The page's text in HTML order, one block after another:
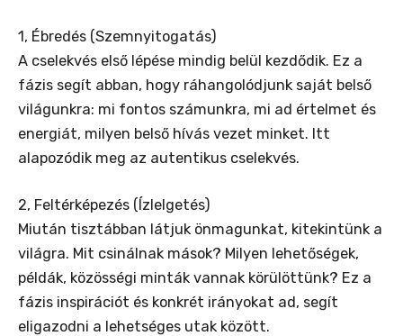
1, Ébredés (Szemnyitogatás)
A cselekvés első lépése mindig belül kezdődik. Ez a
fázis segít abban, hogy ráhangolódjunk saját belső
világunkra: mi fontos számunkra, mi ad értelmet és
energiát, milyen belső hívás vezet minket. Itt
alapozódik meg az autentikus cselekvés.
2, Feltérképezés (Ízlelgetés)
Miután tisztábban látjuk önmagunkat, kitekintünk a
világra. Mit csinálnak mások? Milyen lehetőségek,
példák, közösségi minták vannak körülöttünk? Ez a
fázis inspirációt és konkrét irányokat ad, segít
eligazodni a lehetséges utak között.